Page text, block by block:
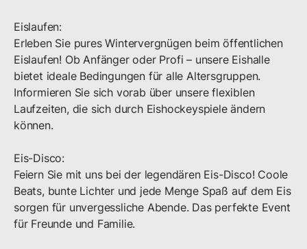
Eislaufen:
Erleben Sie pures Wintervergnügen beim öffentlichen
Eislaufen! Ob Anfänger oder Profi – unsere Eishalle
bietet ideale Bedingungen für alle Altersgruppen.
Informieren Sie sich vorab über unsere flexiblen
Laufzeiten, die sich durch Eishockeyspiele ändern
können.
Eis-Disco:
Feiern Sie mit uns bei der legendären Eis-Disco! Coole
Beats, bunte Lichter und jede Menge Spaß auf dem Eis
sorgen für unvergessliche Abende. Das perfekte Event
für Freunde und Familie.